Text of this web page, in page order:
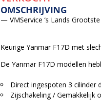
OMSCHRIJVING
— VMService ’s Lands
Keurige Yanmar F17D met
De Yanmar F17D modellen
Direct ingespoten 3 cilinder
Zijschakeling / Gemakkelijk